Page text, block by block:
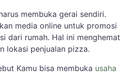
membuka gerai sendiri.
media online untuk promosi
dari rumah. Hal ini menghemat
lokasi penjualan pizza.
Kamu bisa membuka usaha